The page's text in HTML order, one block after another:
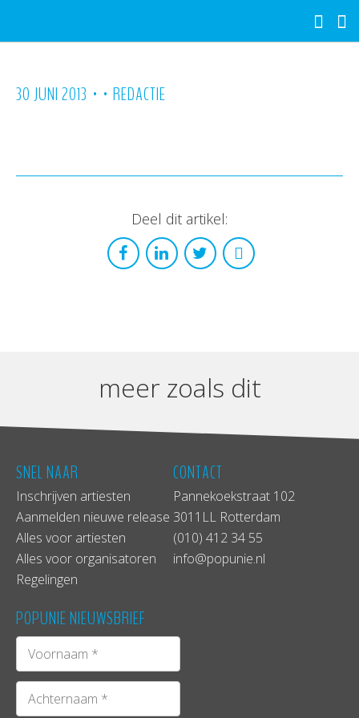
30 JUNI 2013 • • REDACTIE
Deel dit artikel:
meer zoals dit
SNEL NAAR
Inschrijven artiesten
Aanmelden nieuwe release
Alles voor artiesten
Alles voor organisatoren
Regelingen
CONTACT
Pannekoekstraat 102
3011LL Rotterdam
(010) 412 34 55
info@popunie.nl
POPUNIE NIEUWSBRIEF